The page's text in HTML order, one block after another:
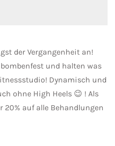
der Vergangenheit an!
und halten was
Dynamisch und
ohne High Heels 😉 ! Als
auf alle Behandlungen